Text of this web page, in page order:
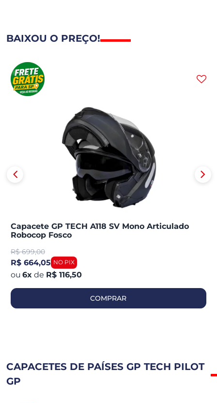
BAIXOU O PREÇO!
Capacete GP TECH A118 SV Mono Articulado
Robocop Fosco
R$ 699,00
R$ 664,05
6x de R$ 116,50
COMPRAR
CAPACETES DE PAÍSES GP TECH PILOT
GP